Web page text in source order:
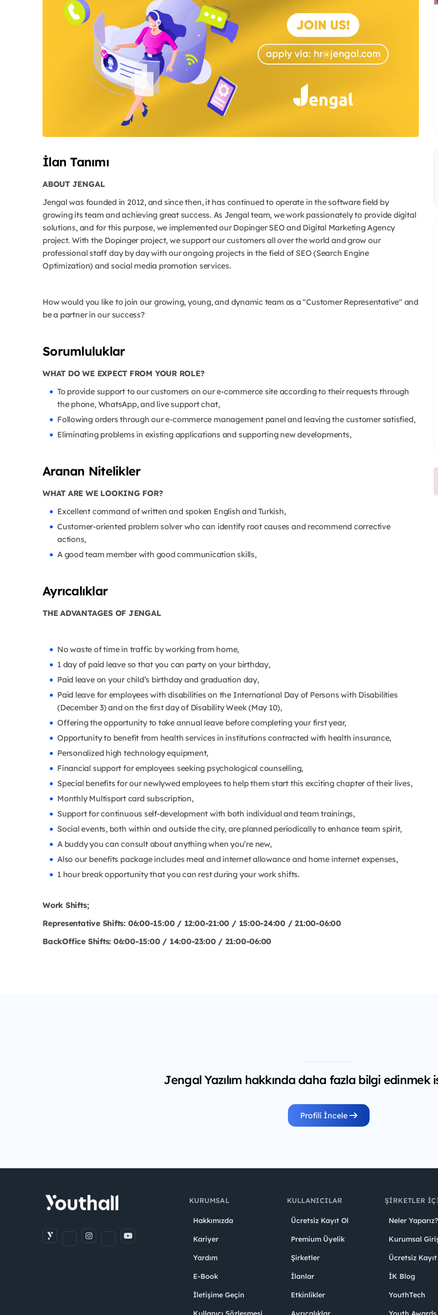
İlan Tanımı
ABOUT JENGAL
Jengal was founded in 2012, and since then, it has continued to operate in the software field by
growing its team and achieving great success. As Jengal team, we work passionately to provide digital
solutions, and for this purpose, we implemented our Dopinger SEO and Digital Marketing Agency
project. With the Dopinger project, we support our customers all over the world and grow our
professional staff day by day with our ongoing projects in the field of SEO (Search Engine
Optimization) and social media promotion services.
How would you like to join our growing, young, and dynamic team as a "Customer Representative" and
be a partner in our success?
Sorumluluklar
WHAT DO WE EXPECT FROM YOUR ROLE?
To provide support to our customers on our e-commerce site according to their requests through
the phone, WhatsApp, and live support chat,
Following orders through our e-commerce management panel and leaving the customer satisfied,
Eliminating problems in existing applications and supporting new developments,
Aranan Nitelikler
WHAT ARE WE LOOKING FOR?
Excellent command of written and spoken English and Turkish,
Customer-oriented problem solver who can identify root causes and recommend corrective
actions,
A good team member with good communication skills,
Ayrıcalıklar
THE ADVANTAGES OF JENGAL
No waste of time in traffic by working from home,
1 day of paid leave so that you can party on your birthday,
Paid leave on your child’s birthday and graduation day,
Paid leave for employees with disabilities on the International Day of Persons with Disabilities
(December 3) and on the first day of Disability Week (May 10),
Offering the opportunity to take annual leave before completing your first year,
Opportunity to benefit from health services in institutions contracted with health insurance,
Personalized high technology equipment,
Financial support for employees seeking psychological counselling,
Special benefits for our newlywed employees to help them start this exciting chapter of their lives,
Monthly Multisport card subscription,
Support for continuous self-development with both individual and team trainings,
Social events, both within and outside the city, are planned periodically to enhance team spirit,
A buddy you can consult about anything when you’re new,
Also our benefits package includes meal and internet allowance and home internet expenses,
1 hour break opportunity that you can rest during your work shifts.
Work Shifts;
Representative Shifts: 06:00-15:00 / 12:00-21:00 / 15:00-24:00 / 21:00-06:00
BackOffice Shifts: 06:00-15:00 / 14:00-23:00 / 21:00-06:00
Jengal Yazılım hakkında daha fazla bilgi edinmek
Profili İncele
KURUMSAL
Hakkımızda
Kariyer
Yardım
E-Book
İletişime Geçin
KULLANICILAR
Ücretsiz Kayıt Ol
Premium Üyelik
Şirketler
İlanlar
Etkinlikler
ŞIRKETLER
Neler Yaparız?
Kurumsal
Ücretsiz Kayıt
İK Blog
YouthTech